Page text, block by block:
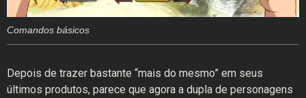
Comandos básicos
Depois de trazer bastante “mais do mesmo” em seus
últimos produtos, parece que agora a dupla de personagens